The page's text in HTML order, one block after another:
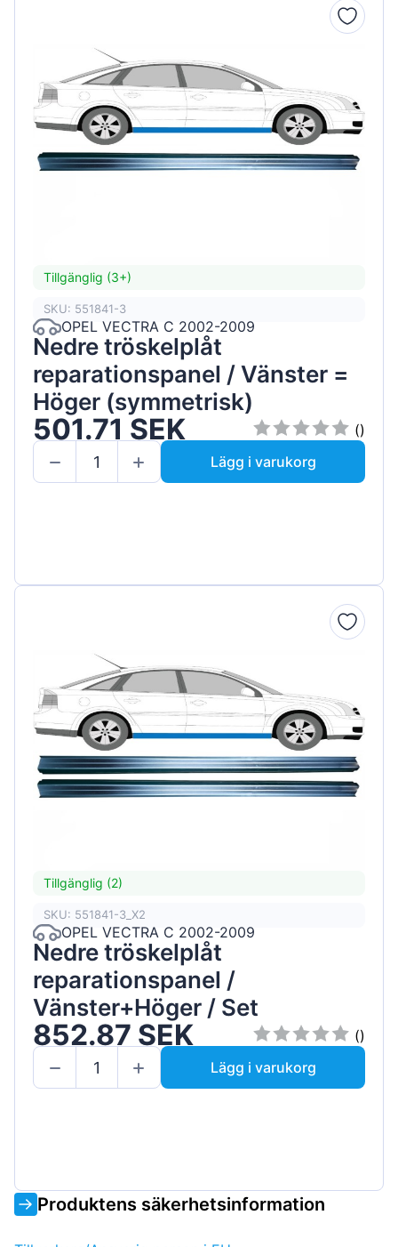
Tillgänglig (3+)
SKU: 551841-3
OPEL VECTRA C 2002-2009
Nedre tröskelplåt
reparationspanel / Vänster =
Höger (symmetrisk)
501.71 SEK
()
Lägg i varukorg
Tillgänglig (2)
SKU: 551841-3_X2
OPEL VECTRA C 2002-2009
Nedre tröskelplåt
reparationspanel /
Vänster+Höger / Set
852.87 SEK
()
Lägg i varukorg
Produktens säkerhetsinformation